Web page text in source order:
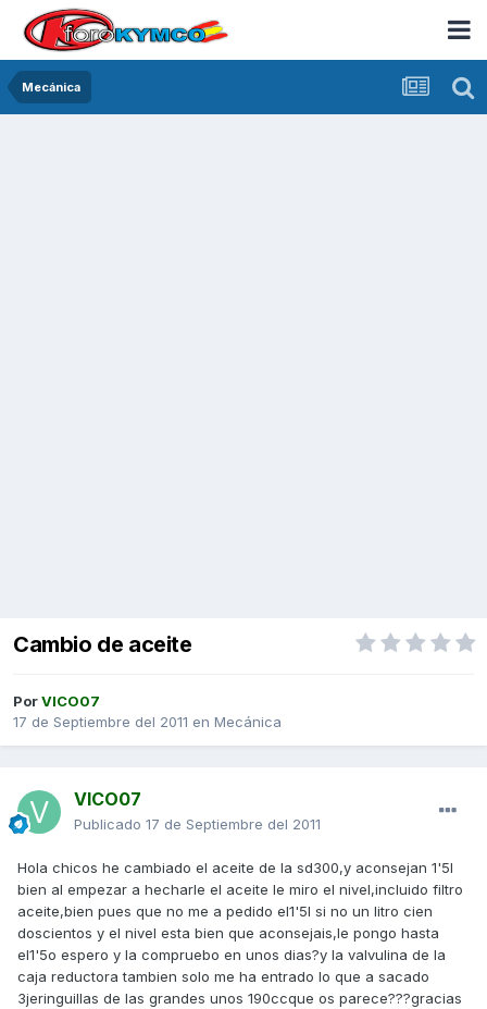
Mecánica
Cambio de aceite
PorVICO07
17 de Septiembre del 2011 en Mecánica
VICO07
Publicado 17 de Septiembre del 2011
Hola chicos he cambiado el aceite de la sd300,y aconsejan 1'5l
bien al empezar a hecharle el aceite le miro el nivel,incluido filtro
aceite,bien pues que no me a pedido el1'5l si no un litro cien
doscientos y el nivel esta bien que aconsejais,le pongo hasta
el1'5o espero y la compruebo en unos dias?y la valvulina de la
caja reductora tambien solo me ha entrado lo que a sacado
3jeringuillas de las grandes unos 190ccque os parece???gracias